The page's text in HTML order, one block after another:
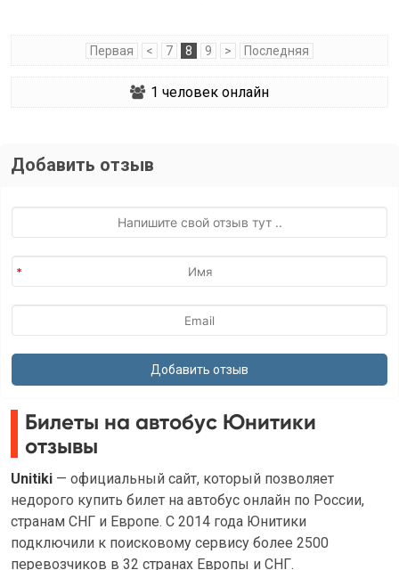
Первая < 7 8 9 > Последняя
1 человек онлайн
Добавить отзыв
Билеты на автобус Юнитики
отзывы
Unitiki — официальный сайт, который позволяет
недорого купить билет на автобус онлайн по России,
странам СНГ и Европе. С 2014 года Юнитики
подключили к поисковому сервису более 2500
перевозчиков в 32 странах Европы и СНГ.